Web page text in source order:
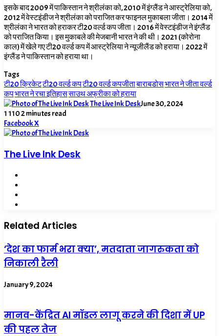
इसके बाद 2009 में पाकिस्तान ने श्रीलंका को, 2010 में इंग्लैंड ने आस्ट्रेलिया को,
2012 में वेस्टइंडीज ने श्रीलंका को पराजित कर फाइनल मुकाबला जीता। 2014 में
श्रीलंका ने भारत को हराकर टी20 वर्ल्ड कप जीता। 2016 में वेस्टइंडीज ने इंग्लैंड
को पराजित किया। इस मुकाबले की मेजबानी भारत ने की थी। 2021 (कोरोना
काल) में खेले गए टी20 वर्ल्ड कप में आस्ट्रेलिया ने न्यूजीलैंड को हराया। 2022 में
इंग्लैंड ने पाकिस्तान को हराया था।
Tags
टी20 क्रिकेटटी20 वर्ल्ड कपटी20 वर्ल्ड कपजीताबाराबडोसभारत ने जीता वर्ल्ड
कपभारत ने रचा इतिहाससाउथ अफ्रीका को हराया
The Live Ink DeskJune 30, 2024
1 1102 minutes read
FacebookXLinkedIn
Tumblr
Pinterest
Reddit
VKontakte
Share
via
Print
The Live Ink Desk
Related Articles
‘देश का फार्म भरा क्या’, मतदाता जागरुकता को
निकाली रैली
January 9, 2024
मानव-केंद्रित AI मॉडल लागू करने की दिशा में UP
की पहल तेज